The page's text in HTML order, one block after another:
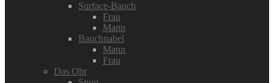
Surface-Bauch
Frau
Mann
Bauchnabel
Mann
Frau
Das Ohr